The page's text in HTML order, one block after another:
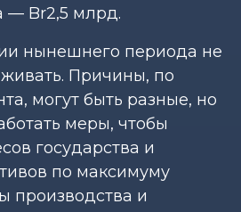
— Br2,5 млрд.
нынешнего периода не
Причины, по
могут быть разные, но
меры, чтобы
государства и
по максимуму
производства и